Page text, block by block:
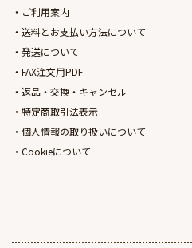
ご利用案内
送料とお支払い方法について
発送について
FAX注文用PDF
返品・交換・キャンセル
特定商取引法表示
個人情報の取り扱いについて
Cookieについて